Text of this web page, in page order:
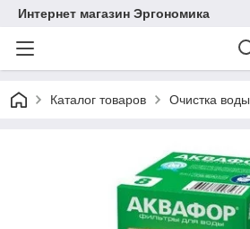
Интернет магазин Эргономика
Каталог товаров Очистка воды